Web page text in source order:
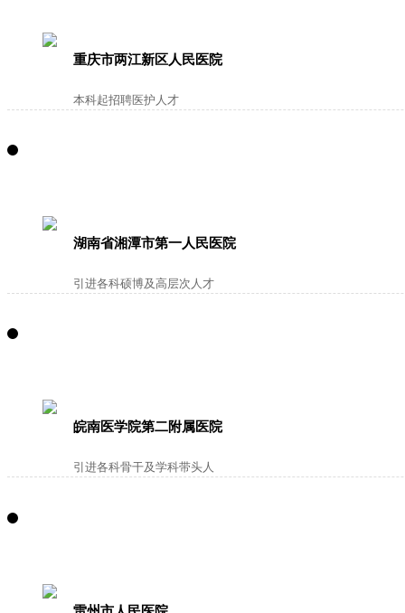
重庆市两江新区人民医院
本科起招聘医护人才
湖南省湘潭市第一人民医院
引进各科硕博及高层次人才
皖南医学院第二附属医院
引进各科骨干及学科带头人